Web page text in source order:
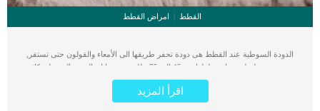
القطط امراض القطط
الدودة السوطية عند القطط هى دودة تحفر طريقها الى الأمعاء والقولون حتى تستقر,
وهى دودة طفيلية يتراوح طولها من 45 الى 75 مللى متر. بما ان الدودة السوطية كائن
طفيلى فهذا يعني ان لها بيض يظل على حالته حتى يدخل جسم القطة ثم يفقس ويبدأ
دورة حياته. تصاب القطط التى تنبش فى التربة وتشرب الماء من البحيرات او من اى اناء
شرب خارج المنزل بهذه الديدان نظرا لان بيض هذه الديدان منتشر فى البيئة الخارجية
اقرأ المزيد